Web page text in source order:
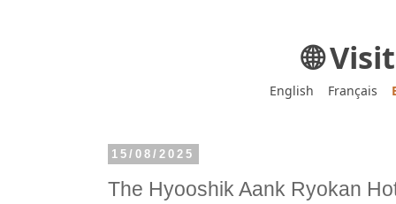
🌐
English Français
15/08/2025
The Hyooshik Aank Ryokan